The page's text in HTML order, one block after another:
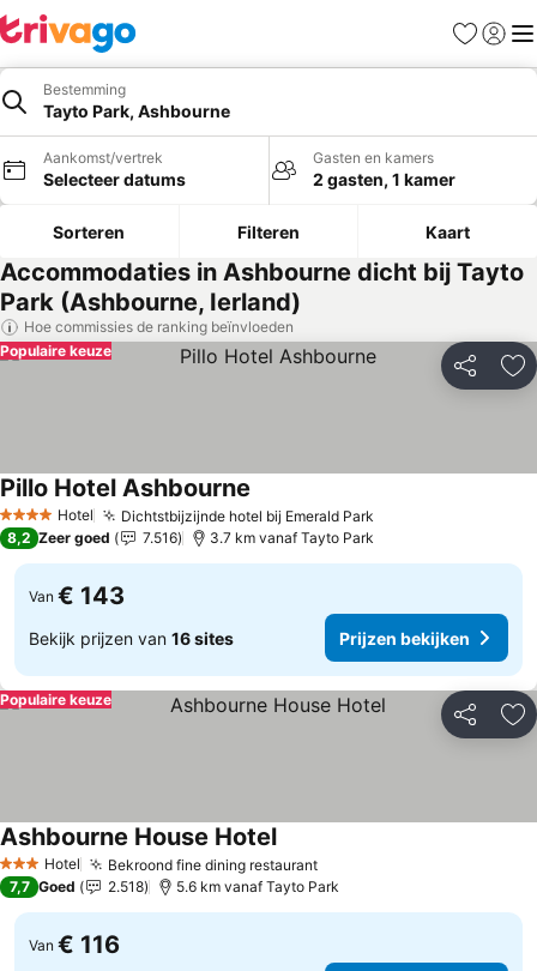
Favorieten
Bestemming
Tayto Park, Ashbourne
Aankomst/vertrek
Selecteer datums
Gasten en kamers
2 gasten, 1 kamer
Sorteren Filteren Kaart
Accommodaties in Ashbourne dicht bij Tayto
Park (Ashbourne, Ierland)
Hoe commissies de ranking beïnvloeden
Delen
Populaire keuze
4 SterrenHotel Dichtstbijzijnde hotel bij Emerald Park
Pillo Hotel Ashbourne
8,2 Zeer goed 7.516 3.7 km vanaf Tayto Park
Van € 143
Bekijk prijzen van 16 sites Prijzen bekijken
Delen
Populaire keuze
3 SterrenHotel Bekroond fine dining restaurant
Ashbourne House Hotel
7,7 Goed 2.518 5.6 km vanaf Tayto Park
Van € 116